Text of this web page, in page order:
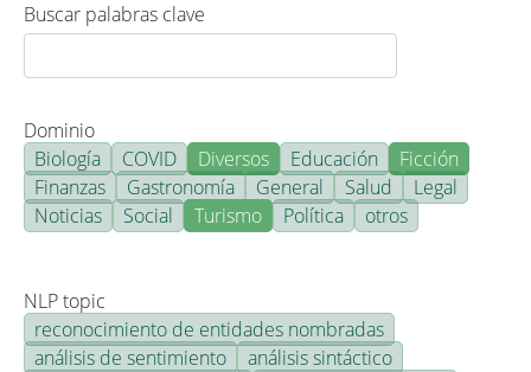
Buscar palabras clave
Dominio
Biología
COVID Diversos Educación
Ficción
Finanzas
Gastronomía General Salud
Legal
Noticias
Social Turismo Política otros
NLP topic
reconocimiento de entidades nombradas
análisis de sentimiento
análisis sintáctico